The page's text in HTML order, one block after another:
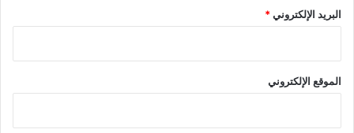
البريد الإلكتروني*
الموقع الإلكتروني